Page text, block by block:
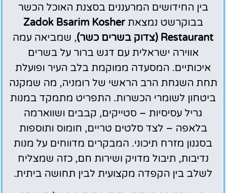
בין החידושים המרעננים בסצנת האוכל הכשר
בבוקרשט נמצאתZadok Bsarim Kosher
Restaurant (צדוק בשרים כשר)
, שמביאה עמה
אווירה ישראלית עם דגש ברור על בשרים
איכותיים. המסעדה ממוקמת בלב העיר ופועלת
תחת השגחת הרב הראשי של רומניה, מה שמקנה
ביטחון לשומרי הכשרות. התפריט מתמקד במנות
גריל עסיסיות – סטייקים, קבבים ושווארמה
בלאפה – לצד סלטים טריים, חומוס ותוספות
בסגנון מזרח תיכוני. המבקרים מדווחים על מנות
נדיבות, תיבול מדויק ושירות חם, כזה שמצליח
לשלב בין הקפדה מקצועית לבין תחושה ביתית.